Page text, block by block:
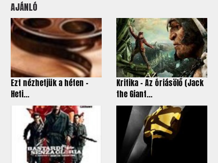
AJÁNLÓ
Ezt nézhetjük a héten -
Heti...
Kritika - Az óriásölő (Jack
the Giant...